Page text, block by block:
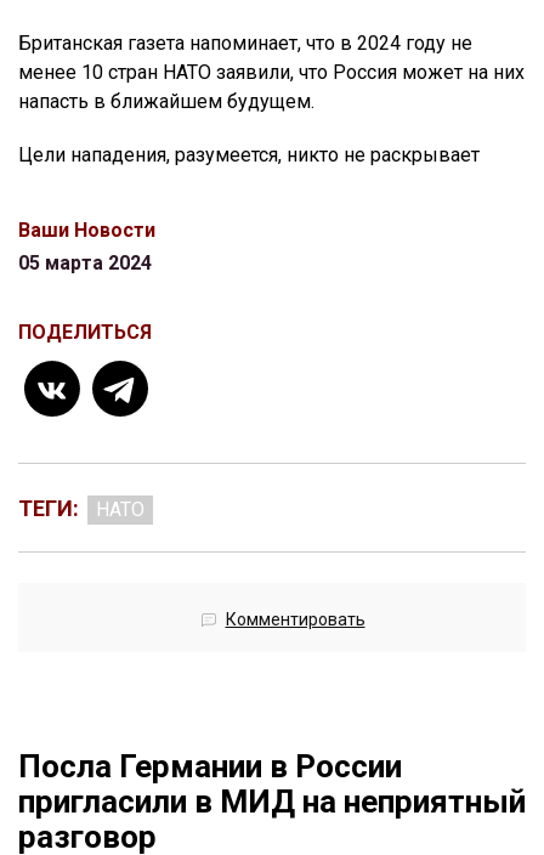
Британская газета напоминает, что в 2024 году не
менее 10 стран НАТО заявили, что Россия может на них
напасть в ближайшем будущем.
Цели нападения, разумеется, никто не раскрывает
Ваши Новости
05 марта 2024
ПОДЕЛИТЬСЯ
ТЕГИ: НАТО
Комментировать
Посла Германии в России
пригласили в МИД на неприятный
разговор